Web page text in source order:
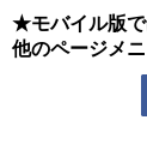
★モバイル版で
他のページメ